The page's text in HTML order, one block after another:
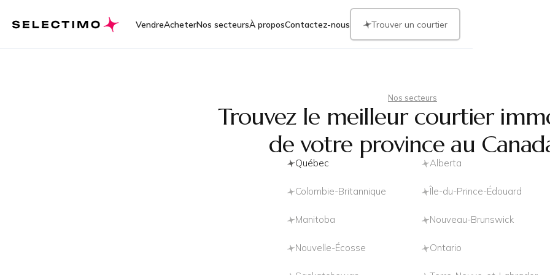
VendreAcheterNos secteursÀ proposContactez-nous Trouver un courtier
Nos secteurs
Trouvez le meilleur courtier
de votre province au
Québec Alberta
Colombie-Britannique Île-du-Prince-Édouard
Manitoba Nouveau-Brunswick
Nouvelle-Écosse Ontario